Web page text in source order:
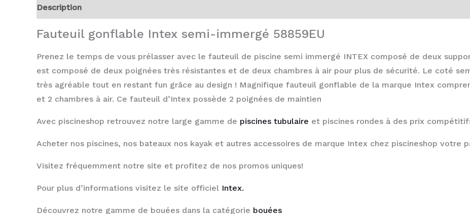
Description
Fauteuil gonflable Intex semi-immergé 58859EU
Prenez le temps de vous prélasser avec le fauteuil de piscine semi immergé INTEX composé de deux
est composé de deux poignées très résistantes et de deux chambres à air pour plus de sécurité. Le coté
très agréable tout en restant fun grâce au design ! Magnifique fauteuil gonflable de la marque Intex
et 2 chambres à air. Ce fauteuil d’Intex possède 2 poignées de maintien
Avec piscineshop retrouvez notre large gamme de piscines tubulaire et piscines rondes à des prix
Acheter nos piscines, nos bateaux nos kayak et autres accessoires de marque Intex chez piscineshop votre
Visitez fréquemment notre site et profitez de nos promos uniques!
Pour plus d’informations visitez le site officiel Intex.
Découvrez notre gamme de bouées dans la catégorie bouées